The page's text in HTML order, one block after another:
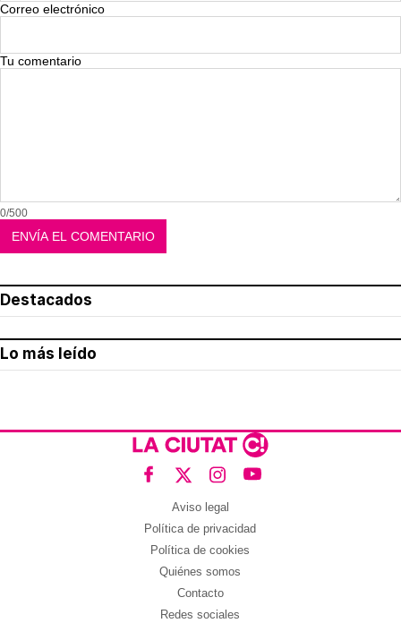
Correo electrónico
Tu comentario
0/500
Destacados
Lo más leído
Aviso legal
Política de privacidad
Política de cookies
Quiénes somos
Contacto
Redes sociales